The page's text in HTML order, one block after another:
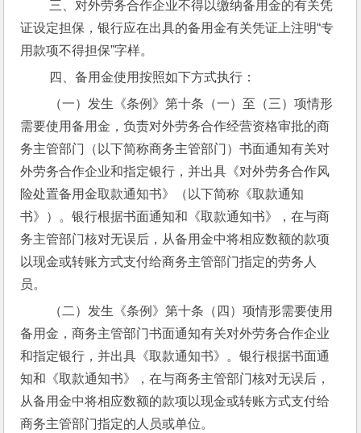
证设定担保，银行应在出具的备用金有关凭证上注明“专
用款项不得担保”字样。
四、备用金使用按照如下方式执行：
需要使用备用金，负责对外劳务合作经营资格审批的商
务主管部门（以下简称商务主管部门）书面通知有关对
外劳务合作企业和指定银行，并出具《对外劳务合作风
险处置备用金取款通知书》（以下简称《取款通知
书》）。银行根据书面通知和《取款通知书》，在与商
务主管部门核对无误后，从备用金中将相应数额的款项
以现金或转账方式支付给商务主管部门指定的劳务人
员。
备用金，商务主管部门书面通知有关对外劳务合作企业
和指定银行，并出具《取款通知书》。银行根据书面通
知和《取款通知书》，在与商务主管部门核对无误后，
从备用金中将相应数额的款项以现金或转账方式支付给
商务主管部门指定的人员或单位。